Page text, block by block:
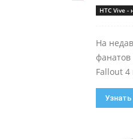
HTC Vive -
На
фанатов
Fallout 4